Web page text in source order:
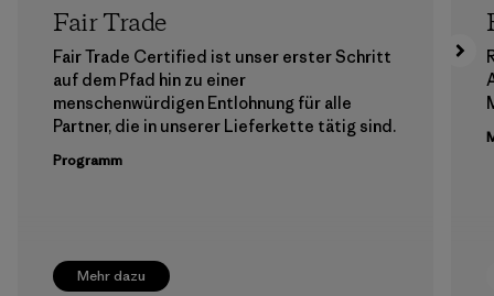
Mehr dazu
Fair Trade
Fair Trade Certified ist unser erster Schritt
auf dem Pfad hin zu einer
menschenwürdigen Entlohnung für alle
Partner, die in unserer Lieferkette tätig sind.
Programm